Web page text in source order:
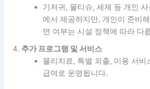
기저귀, 물티슈, 세제 등 개인
에서 제공하지만, 개인이 준비
면 여부는 시설 정책에 따라 다
추가 프로그램 및 서비스
물리치료, 특별 외출, 미용 서비
급여로 운영됩니다.